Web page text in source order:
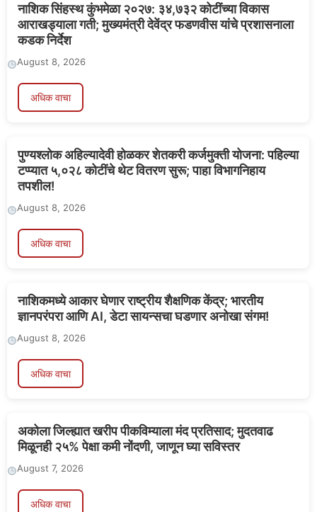
नाशिक सिंहस्थ कुंभमेळा २०२७: ३४,७३२ कोटींच्या विकास
आराखड्याला गती; मुख्यमंत्री देवेंद्र फडणवीस यांचे प्रशासनाला
कडक निर्देश
August 8, 2026
अधिक वाचा
पुण्यश्लोक अहिल्यादेवी होळकर शेतकरी कर्जमुक्ती योजना: पहिल्या
टप्प्यात ५,०२८ कोटींचे थेट वितरण सुरू; पाहा विभागनिहाय
तपशील!
August 8, 2026
अधिक वाचा
नाशिकमध्ये आकार घेणार राष्ट्रीय शैक्षणिक केंद्र; भारतीय
ज्ञानपरंपरा आणि AI, डेटा सायन्सचा घडणार अनोखा संगम!
August 8, 2026
अधिक वाचा
अकोला जिल्ह्यात खरीप पीकविम्याला मंद प्रतिसाद; मुदतवाढ
मिळूनही २५% पेक्षा कमी नोंदणी, जाणून घ्या सविस्तर
August 7, 2026
अधिक वाचा